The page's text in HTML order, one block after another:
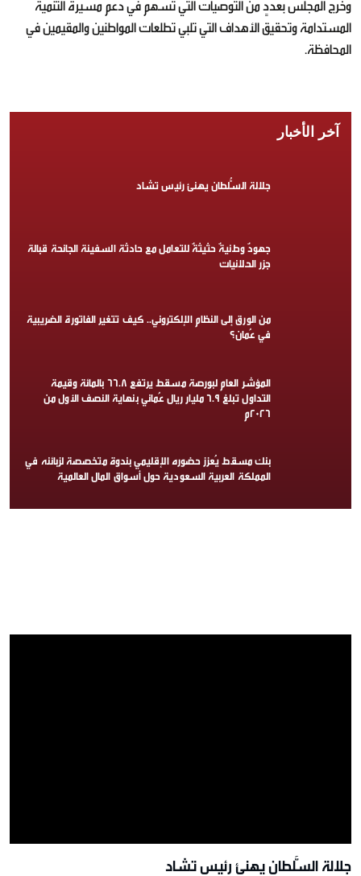
وخرج المجلس بعددٍ من التوصيات التي تسهم في دعم مسيرة التنمية
المستدامة وتحقيق الأهداف التي تلبي تطلعات المواطنين والمقيمين في
المحافظة.
آخر الأخبار
جلالة السُّلطان يهنئ رئيس تشاد
جهودٌ وطنيةٌ حثيثةٌ للتعامل مع حادثة السفينة الجانحة قبالة
جزر الحلانيات
من الورق إلى النظام الإلكتروني.. كيف تتغير الفاتورة الضريبية
في عُمان؟
المؤشر العام لبورصة مسقط يرتفع 66.8 بالمائة وقيمة
التداول تبلغ 6.9 مليار ريال عُماني بنهاية النصف الأول من
2026م
بنك مسقط يُعزز حضوره الإقليمي بندوة متخصصة لزبائنه في
المملكة العربية السعودية حول أسواق المال العالمية
جلالة السُّلطان يهنئ رئيس تشاد